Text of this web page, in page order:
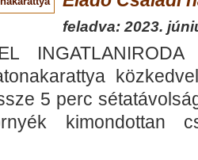
feladva: 2023.
5 perc
kimondottan